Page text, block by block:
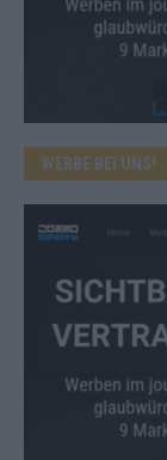
WERBE BEI UNS!